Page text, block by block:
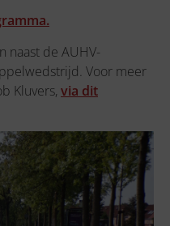
naast de AUHV-
Voor meer
Kluvers, via dit